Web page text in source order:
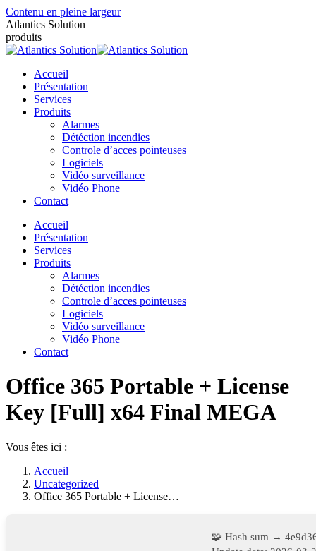
Contenu en pleine largeur
Atlantics Solution
produits
Accueil
Présentation
Services
Produits
Alarmes
Détéction incendies
Controle d’acces pointeuses
Logiciels
Vidéo surveillance
Vidéo Phone
Contact
Accueil
Présentation
Services
Produits
Alarmes
Détéction incendies
Controle d’acces pointeuses
Logiciels
Vidéo surveillance
Vidéo Phone
Contact
Office 365 Portable + License
Key [Full] x64 Final MEGA
Vous êtes ici :
Accueil
Uncategorized
Office 365 Portable + License…
🧩 Hash sum →